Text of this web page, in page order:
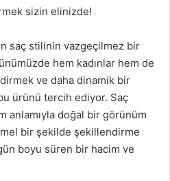
sizin elinizde!
saç stilinin vazgeçilmez bir
hem kadınlar hem de
ve daha dinamik bir
ürünü tercih ediyor. Saç
anlamıyla doğal bir görünüm
bir şekilde şekillendirme
boyu süren bir hacim ve